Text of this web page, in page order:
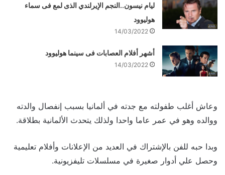
ليام نيسون..النجم الإيرلندي الذى لمع فى سماء
هوليوود
14/03/2022
أشهر أفلام العصابات فى سينما هوليوود
14/03/2022
وعاش أغلب طفولته مع جدته في ألمانيا بسبب إنفصال والدته
ووالده وهو في عمر عاما واحدا ولذلك يتحدث الألمانية بطلاقة.
وبدا حبه للفن بالإشتراك في العديد من الإعلانات وأفلام تعليمية
وحصل علي أدوار صغيرة في مسلسلات تليفزيونية.